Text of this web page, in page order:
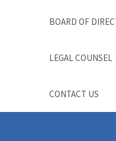
BOARD OF
LEGAL COUNSEL
CONTACT US